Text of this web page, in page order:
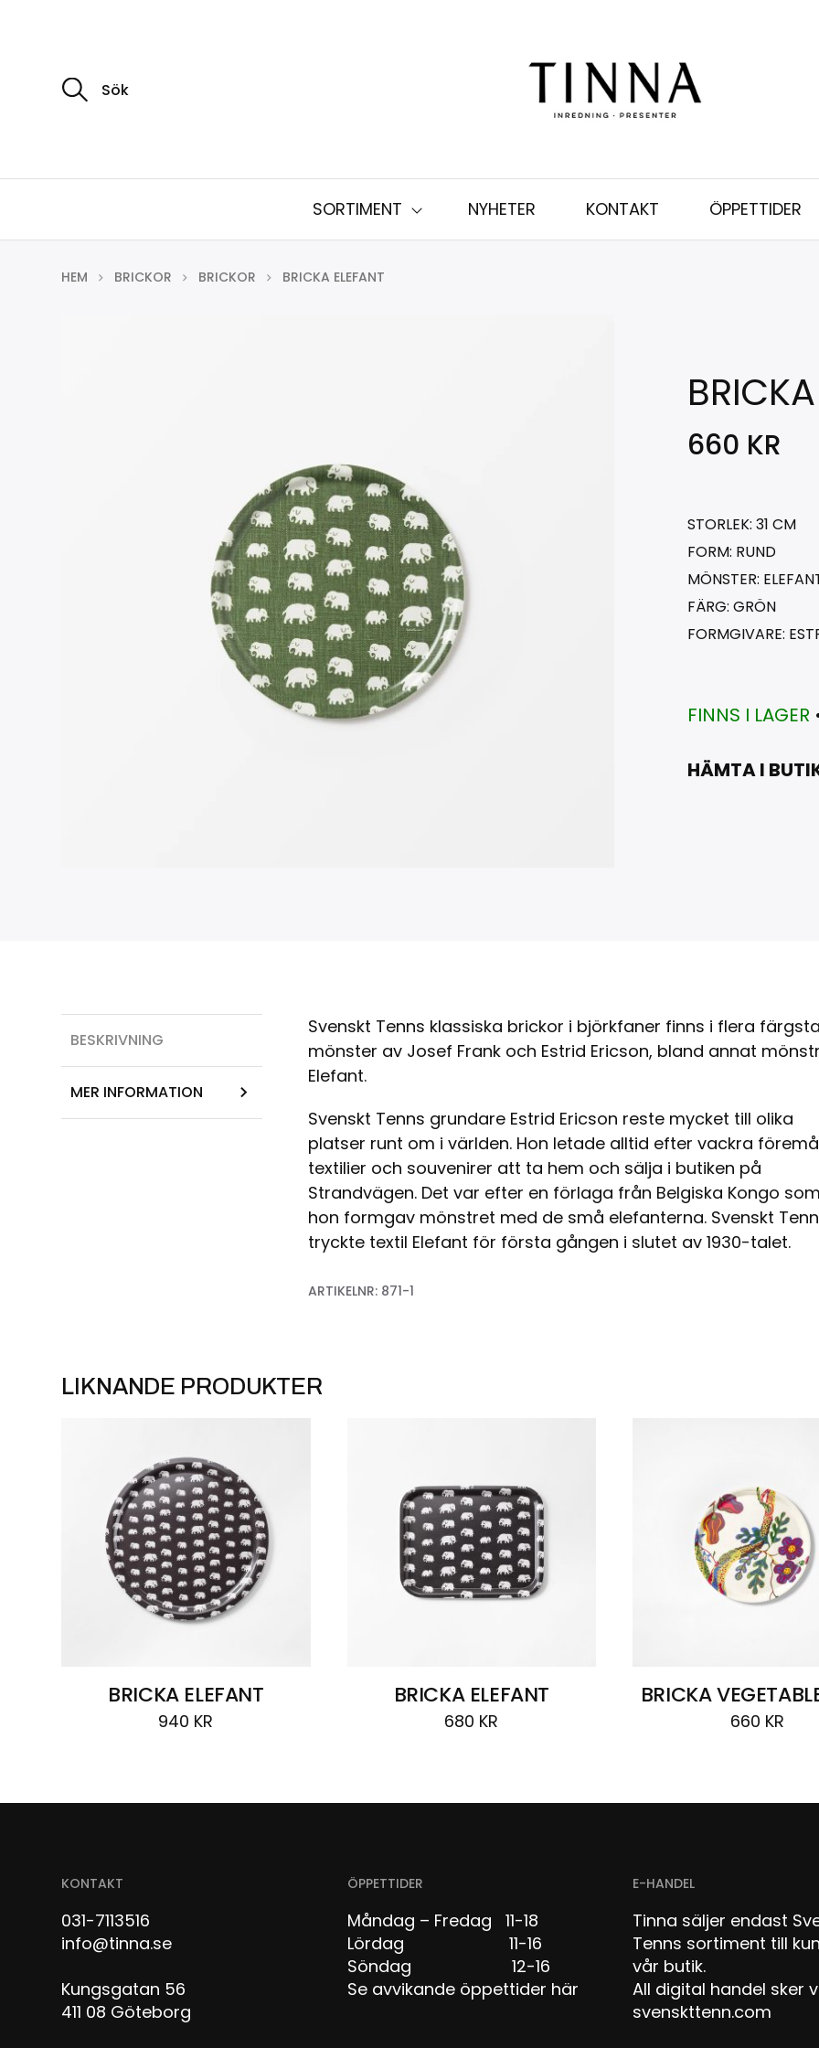
S
ö
e
SORTIMENT NYHETER KONTAKT ÖPPETTIDER
HEM BRICKOR BRICKOR BRICKA ELEFANT
660 KR
STORLEK: 31 CM
FORM: RUND
MÖNSTER:
FÄRG: GRÖN
FORMGIVARE:
FINNS I LAGER
HÄMTA I
BESKRIVNING
MER INFORMATION
Svenskt Tenns klassiska brickor i björkfaner finns i flera
mönster av Josef Frank och Estrid Ericson, bland annat
Elefant.
Svenskt Tenns grundare Estrid Ericson reste mycket till olika
platser runt om i världen. Hon letade alltid efter vackra
textilier och souvenirer att ta hem och sälja i butiken på
Strandvägen. Det var efter en förlaga från Belgiska Kongo som
hon formgav mönstret med de små elefanterna. Svenskt Tenn
tryckte textil Elefant för första gången i slutet av 1930-talet.
ARTIKELNR: 871-1
LIKNANDE PRODUKTER
BRICKA ELEFANT
940 KR
BRICKA ELEFANT
680 KR
BRICKA
660 KR
KONTAKT
031-7113516
info@tinna.se
Kungsgatan 56
411 08 Göteborg
ÖPPETTIDER
Måndag – Fredag 11-18
Lördag 11-16
Söndag 12-16
Se avvikande öppettider här
E-HANDEL
Tinna säljer endast
Tenns sortiment till
vår butik.
All digital handel sker
svenskttenn.com